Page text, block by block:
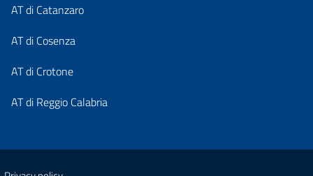
AT di Catanzaro
AT di Cosenza
AT di Crotone
AT di Reggio Calabria